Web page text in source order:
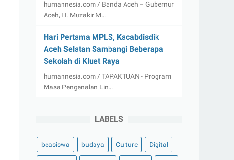
humannesia.com / Banda Aceh – Gubernur
Aceh, H. Muzakir M…
Hari Pertama MPLS, Kacabdisdik
Aceh Selatan Sambangi Beberapa
Sekolah di Kluet Raya
humannesia.com / TAPAKTUAN - Program
Masa Pengenalan Lin…
LABELS
beasiswa budaya Culture Digital